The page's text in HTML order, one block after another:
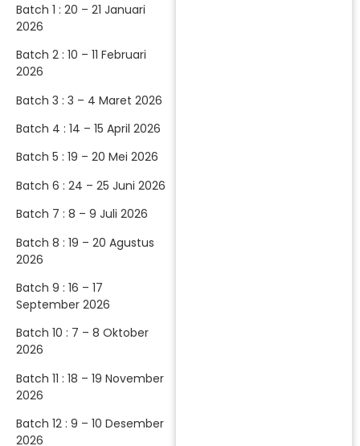
Batch 1 : 20 – 21 Januari
2026
Batch 2 : 10 – 11 Februari
2026
Batch 3 : 3 – 4 Maret 2026
Batch 4 : 14 – 15 April 2026
Batch 5 : 19 – 20 Mei 2026
Batch 6 : 24 – 25 Juni 2026
Batch 7 : 8 – 9 Juli 2026
Batch 8 : 19 – 20 Agustus
2026
Batch 9 : 16 – 17
September 2026
Batch 10 : 7 – 8 Oktober
2026
Batch 11 : 18 – 19 November
2026
Batch 12 : 9 – 10 Desember
2026